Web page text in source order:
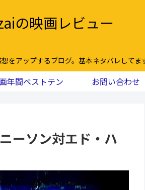
の映画レビュー
をアップするブログ。基本ネタバレして
年間ベストテン お問い合わせ
ーソン対エド・ハ